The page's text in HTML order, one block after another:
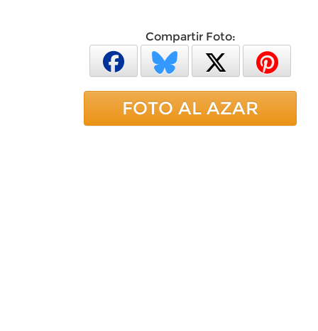
Compartir Foto:
FOTO AL AZAR